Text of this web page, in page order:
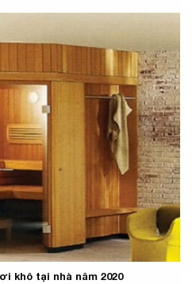
khô tại nhà năm 2020